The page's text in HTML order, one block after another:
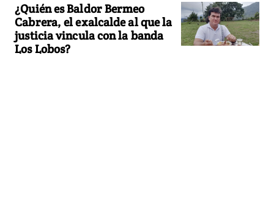
¿Quién es Baldor Bermeo
Cabrera, el exalcalde al que la
justicia vincula con la banda
Los Lobos?